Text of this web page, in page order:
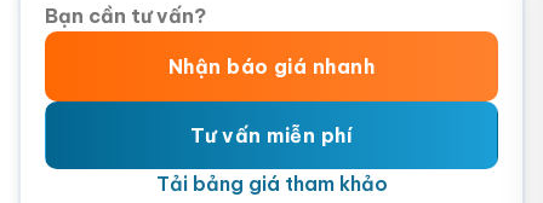
Bạn cần tư vấn?
Nhận báo giá nhanh
Tư vấn miễn phí
Tải bảng giá tham khảo